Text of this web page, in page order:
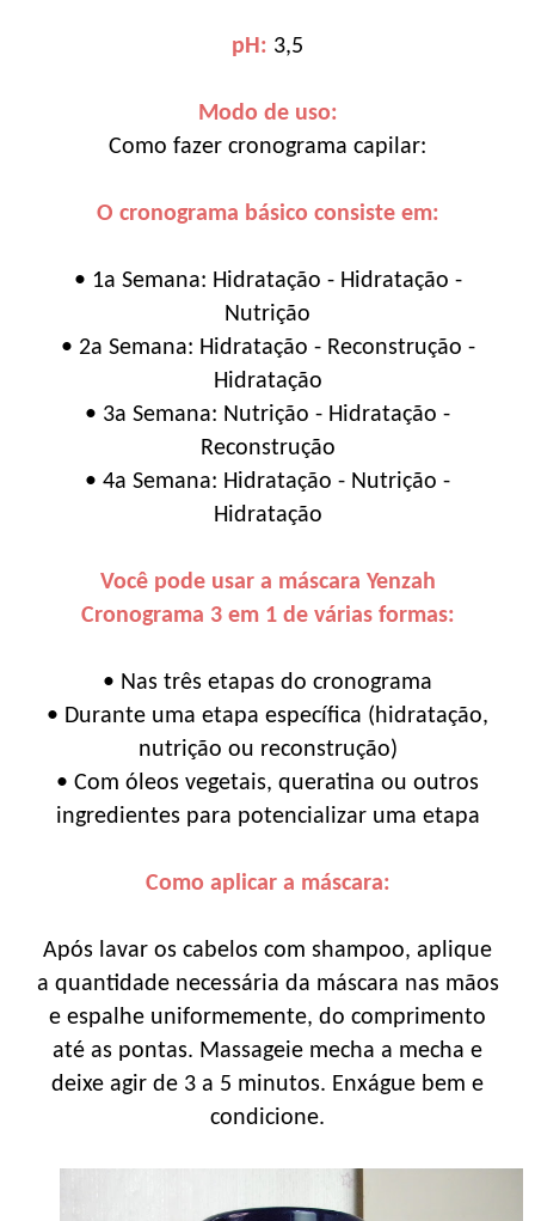
pH: 3,5
Modo de uso:
Como fazer cronograma capilar:
O cronograma básico consiste em:
• 1a Semana: Hidratação - Hidratação -
Nutrição
• 2a Semana: Hidratação - Reconstrução -
Hidratação
• 3a Semana: Nutrição - Hidratação -
Reconstrução
• 4a Semana: Hidratação - Nutrição -
Hidratação
Você pode usar a máscara Yenzah
Cronograma 3 em 1 de várias formas:
• Nas três etapas do cronograma
• Durante uma etapa específica (hidratação,
nutrição ou reconstrução)
• Com óleos vegetais, queratina ou outros
ingredientes para potencializar uma etapa
Como aplicar a máscara:
Após lavar os cabelos com shampoo, aplique
a quantidade necessária da máscara nas mãos
e espalhe uniformemente, do comprimento
até as pontas. Massageie mecha a mecha e
deixe agir de 3 a 5 minutos. Enxágue bem e
condicione.